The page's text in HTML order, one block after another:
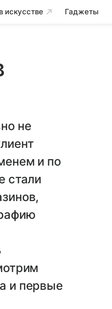
искусстве Гаджеты
не
и по
стали
и первые